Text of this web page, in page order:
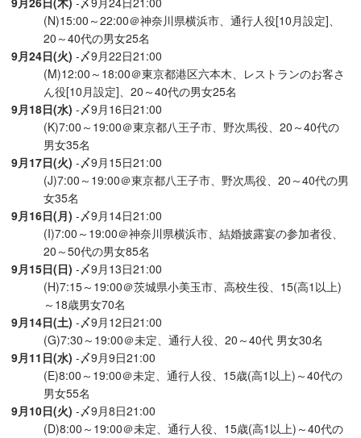
(N)15:00～22:00＠神奈川県横浜市、通行人役[10月設定]、
20～40代の男女25名
9月24日(火) -〆9月22日21:00
(M)12:00～18:00＠東京都港区六本木、レストランのお客さ
ん役[10月設定]、20～40代の男女25名
9月18日(水) -〆9月16日21:00
(K)7:00～19:00＠東京都八王子市、野次馬役、20～40代の
男女35名
9月17日(火) -〆9月15日21:00
(J)7:00～19:00＠東京都八王子市、野次馬役、20～40代の男
女35名
9月16日(月) -〆9月14日21:00
(I)7:00～19:00＠神奈川県横浜市、結婚披露宴の参加者役、
20～50代の男女85名
9月15日(日) -〆9月13日21:00
(H)7:15～19:00＠茨城県小美玉市、高校生役、15(高1以上)
～18歳男女70名
9月14日(土) -〆9月12日21:00
(G)7:30～19:00＠未定、通行人役、20～40代 男女30名
9月11日(水) -〆9月9日21:00
(E)8:00～19:00＠未定、通行人役、15歳(高1以上)～40代の
男女55名
9月10日(火) -〆9月8日21:00
(D)8:00～19:00＠未定、通行人役、15歳(高1以上)～40代の